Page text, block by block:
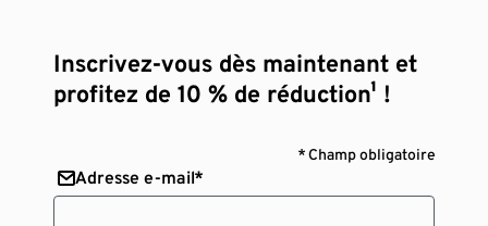
Inscrivez-vous dès maintenant et
profitez de 10 % de réduction¹ !
* Champ obligatoire
Adresse e-mail*